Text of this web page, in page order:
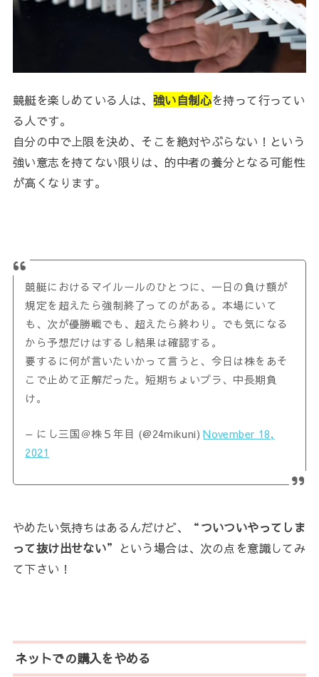
競艇を楽しめている人は、 強い自制心を持って行ってい
る人です。
自分の中で上限を決め、そこを絶対やぶらない！という
強い意志を持てない限りは、的中者の養分となる可能性
が高くなります。
競艇におけるマイルールのひとつに、一日の負け額が
規定を超えたら強制終了ってのがある。本場にいて
も、次が優勝戦でも、超えたら終わり。でも気になる
から予想だけはするし結果は確認する。
要するに何が言いたいかって言うと、今日は株をあそ
こで止めて正解だった。短期ちょいプラ、中長期負
け。
— にし三国＠株５年目 (@24mikuni)November 18,
2021
やめたい気持ちはあるんだけど、“ついついやってしま
って抜け出せない”という場合は、次の点を意識してみ
て下さい！
ネットでの購入をやめる